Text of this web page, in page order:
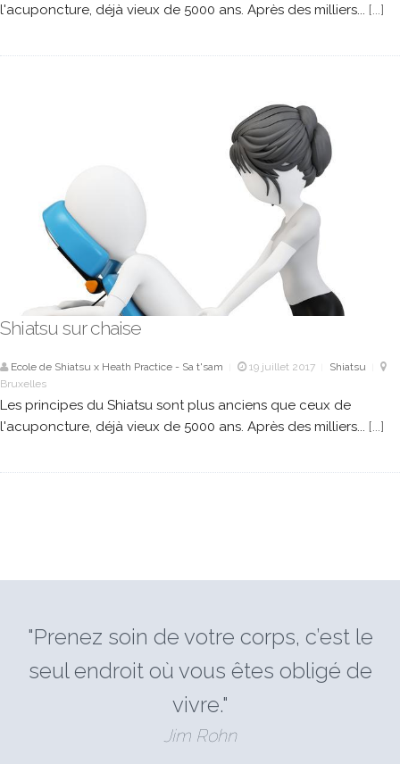
l'acuponcture, déjà vieux de 5000 ans. Après des milliers... [...]
Shiatsu sur chaise
Ecole de Shiatsu x Heath Practice - Sa t'sam 19 juillet 2017 Shiatsu
Bruxelles
Les principes du Shiatsu sont plus anciens que ceux de
l'acuponcture, déjà vieux de 5000 ans. Après des milliers... [...]
"Prenez soin de votre corps, c’est le
seul endroit où vous êtes obligé de
vivre."
Jim Rohn